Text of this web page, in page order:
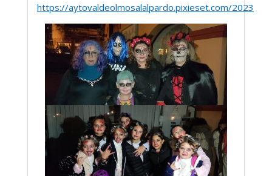
https://aytovaldeolmosalalpardo.pixieset.com/